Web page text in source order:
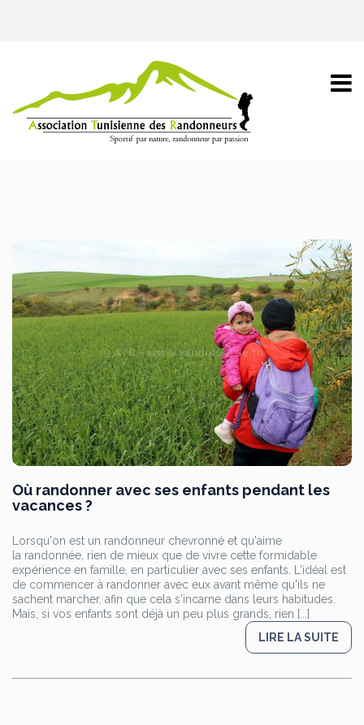
Où randonner avec ses enfants pendant les
vacances ?
Lorsqu'on est un randonneur chevronné et qu'aime
la randonnée, rien de mieux que de vivre cette formidable
expérience en famille, en particulier avec ses enfants. L'idéal est
de commencer à randonner avec eux avant même qu'ils ne
sachent marcher, afin que cela s'incarne dans leurs habitudes.
Mais, si vos enfants sont déjà un peu plus grands, rien [...]
LIRE LA SUITE